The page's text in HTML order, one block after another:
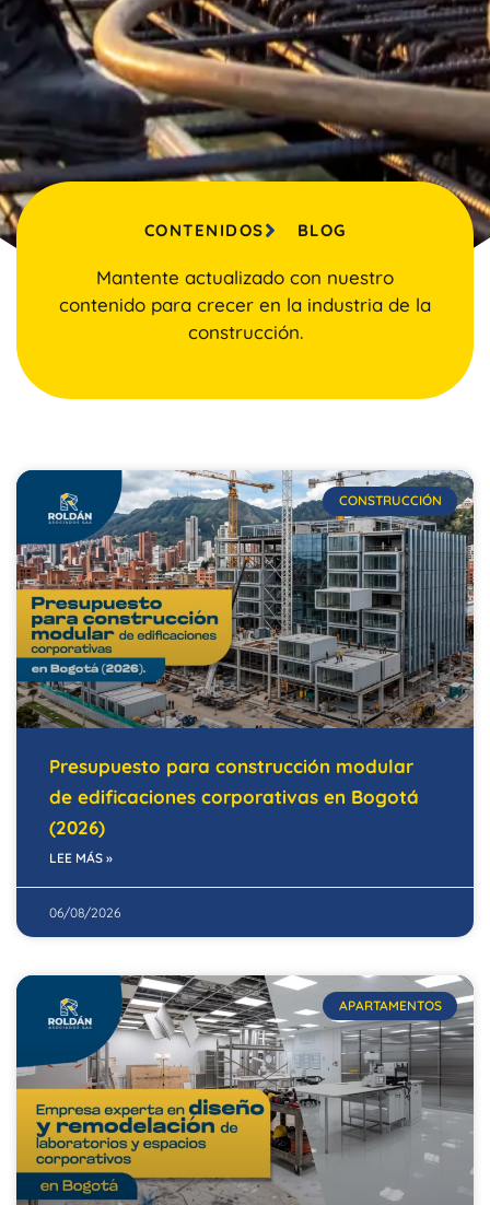
CONTENIDOS BLOG
Mantente actualizado con nuestro
contenido para crecer en la industria de la
construcción.
CONSTRUCCIÓN
Presupuesto para construcción modular
de edificaciones corporativas en Bogotá
(2026)
LEE MÁS »
06/08/2026
APARTAMENTOS